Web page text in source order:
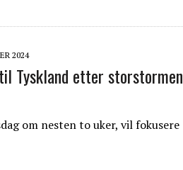
2024
Tyskland etter storstormen
om nesten to uker, vil fokusere